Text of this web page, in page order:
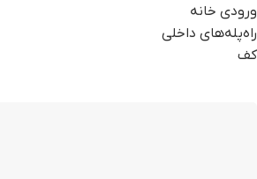
ورودی خانه
راه‌پله‌های داخلی
کف